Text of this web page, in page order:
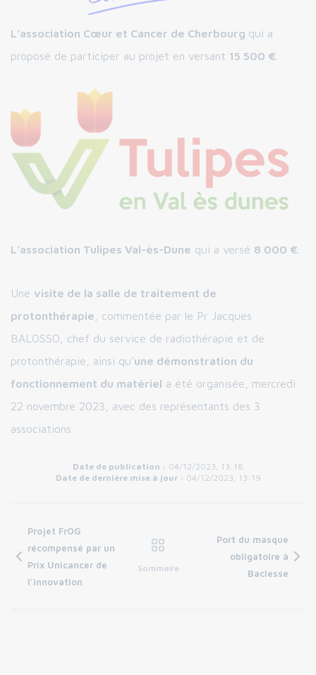
L’association Cœur et Cancer de Cherbourg qui a
proposé de participer au projet en versant 15 500 €
L’association Tulipes Val-ès-Dune qui a versé 8 000 €
Une visite de la salle de traitement de
protonthérapie , commentée par le Pr Jacques
BALOSSO, chef du service de radiothérapie et de
protonthérapie, ainsi qu’une démonstration du
fonctionnement du matériel a été organisée, mercredi
22 novembre 2023, avec des représentants des 3
associations.
Date de publication : 04/12/2023, 13:18
Date de dernière mise à jour : 04/12/2023, 13:19
Projet FrOG
récompensé par un
Prix Unicancer de
l’innovation
Sommaire
Port du masque
obligatoire à
Baclesse